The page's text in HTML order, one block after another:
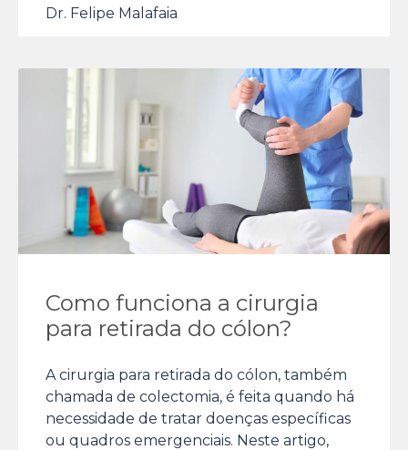
Dr. Felipe Malafaia
Como funciona a cirurgia
para retirada do cólon?
A cirurgia para retirada do cólon, também
chamada de colectomia, é feita quando há
necessidade de tratar doenças específicas
ou quadros emergenciais. Neste artigo,